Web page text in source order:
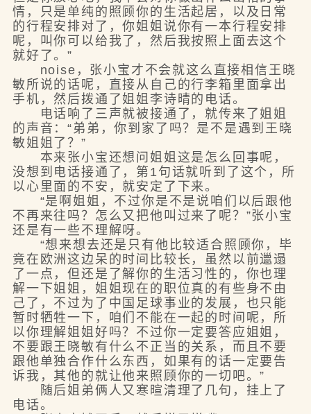
情，只是单纯的照顾你的生活起居，以及日常
的行程安排对了，你姐姐说你有一本行程安排
呢，叫你可以给我了，然后我按照上面去这个
就好了。”
noise，张小宝才不会就这么直接相信王晓
敏所说的话呢，直接从自己的行李箱里面拿出
手机，然后拨通了姐姐李诗晴的电话。
电话响了三声就被接通了，就传来了姐姐
的声音：“弟弟，你到家了吗？是不是遇到王晓
敏姐姐了？”
本来张小宝还想问姐姐这是怎么回事呢，
没想到电话接通了，第1句话就听到了这个，所
以心里面的不安，就安定了下来。
“是啊姐姐，不过你是不是说咱们以后跟他
不再来往吗？怎么又把他叫过来了呢？”张小宝
还是有一些不理解呀。
“想来想去还是只有他比较适合照顾你，毕
竟在欧洲这边呆的时间比较长，虽然以前邋遢
了一点，但还是了解你的生活习性的，你也理
解一下姐姐，姐姐现在的职位真的有些身不由
己了，不过为了中国足球事业的发展，也只能
暂时牺牲一下，咱们不能在一起的时间呢，所
以你理解姐姐好吗？不过你一定要答应姐姐，
不要跟王晓敏有什么不正当的关系，而且不要
跟他单独合作什么东西，如果有的话一定要告
诉我，其他的就让他来照顾你的一切吧。”
随后姐弟俩人又寒暄清理了几句，挂上了
电话。